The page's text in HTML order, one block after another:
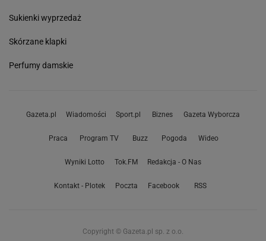
Sukienki wyprzedaż
Skórzane klapki
Perfumy damskie
Gazeta.pl Wiadomości Sport.pl Biznes Gazeta Wyborcza
Praca Program TV Buzz Pogoda Wideo
Wyniki Lotto Tok.FM Redakcja - O Nas
Kontakt - Plotek Poczta Facebook RSS
Copyright © Gazeta.pl sp. z o.o.